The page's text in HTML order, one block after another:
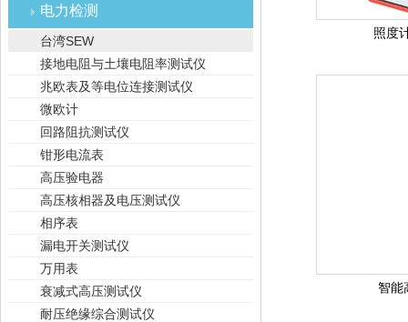
电力检测
台湾SEW
接地电阻与土壤电阻率测试仪
兆欧表及等电位连接测试仪
微欧计
回路阻抗测试仪
钳形电流表
高压验电器
高压核相器及电压测试仪
相序表
漏电开关测试仪
万用表
衰减式高压测试仪
耐压绝缘综合测试仪
照度
智能